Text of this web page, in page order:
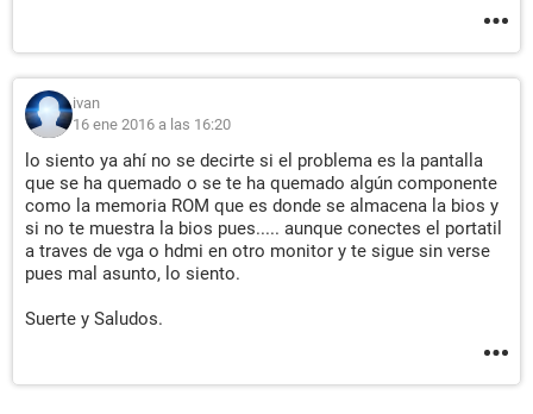
ivan
16 ene 2016 a las 16:20
lo siento ya ahí no se decirte si el problema es la pantalla
que se ha quemado o se te ha quemado algún componente
como la memoria ROM que es donde se almacena la bios y
si no te muestra la bios pues..... aunque conectes el portatil
a traves de vga o hdmi en otro monitor y te sigue sin verse
pues mal asunto, lo siento.
Suerte y Saludos.